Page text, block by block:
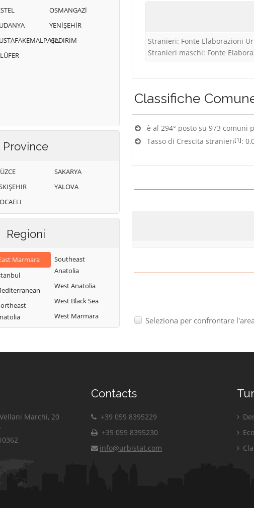
OSMANGAZİ
YENİŞEHİR
YILDIRIM
Province
SAKARYA
YALOVA
Regioni
Marmara
Southeast
Anatolia
West Anatolia
West Black Sea
West Marmara
Stranieri: Fonte Elaborazioni
Stranieri maschi: Fonte
Classifiche
è al 294° posto su 973
Tasso di Crescita stranieri[1]:
Seleziona per confrontare
Marchi, 20
Contacts
+39 059 8395229
+39 059 8395230
info@urbistat.com